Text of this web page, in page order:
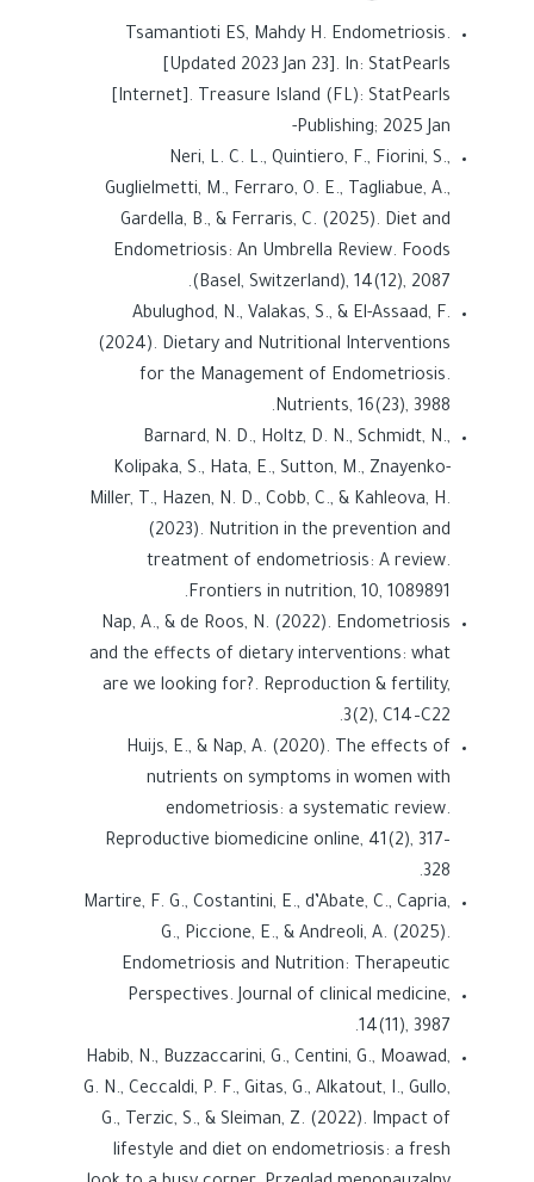
Tsamantioti ES, Mahdy H. Endometriosis.
[Updated 2023 Jan 23]. In: StatPearls
[Internet]. Treasure Island (FL): StatPearls
Publishing; 2025 Jan-
Neri, L. C. L., Quintiero, F., Fiorini, S.,
Guglielmetti, M., Ferraro, O. E., Tagliabue, A.,
Gardella, B., & Ferraris, C. (2025). Diet and
Endometriosis: An Umbrella Review. Foods
(Basel, Switzerland), 14(12), 2087.
Abulughod, N., Valakas, S., & El-Assaad, F.
(2024). Dietary and Nutritional Interventions
for the Management of Endometriosis.
Nutrients, 16(23), 3988.
Barnard, N. D., Holtz, D. N., Schmidt, N.,
Kolipaka, S., Hata, E., Sutton, M., Znayenko-
Miller, T., Hazen, N. D., Cobb, C., & Kahleova, H.
(2023). Nutrition in the prevention and
treatment of endometriosis: A review.
Frontiers in nutrition, 10, 1089891.
Nap, A., & de Roos, N. (2022). Endometriosis
and the effects of dietary interventions: what
are we looking for?. Reproduction & fertility,
3(2), C14–C22.
Huijs, E., & Nap, A. (2020). The effects of
nutrients on symptoms in women with
endometriosis: a systematic review.
Reproductive biomedicine online, 41(2), 317–
328.
Martire, F. G., Costantini, E., d’Abate, C., Capria,
G., Piccione, E., & Andreoli, A. (2025).
Endometriosis and Nutrition: Therapeutic
Perspectives. Journal of clinical medicine,
14(11), 3987.
Habib, N., Buzzaccarini, G., Centini, G., Moawad,
G. N., Ceccaldi, P. F., Gitas, G., Alkatout, I., Gullo,
G., Terzic, S., & Sleiman, Z. (2022). Impact of
lifestyle and diet on endometriosis: a fresh